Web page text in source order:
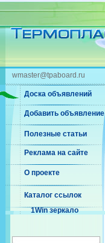
wmaster@tpaboard.ru
Доска объявлений
Добавить объявление
Полезные статьи
Реклама на сайте
О проекте
Каталог ссылок
1Win зеркало